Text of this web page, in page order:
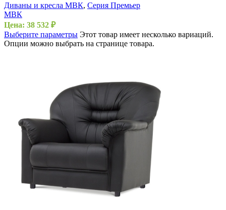
Диваны и кресла МВК, Серия Премьер
МВК
Цена: 38 532 ₽
Выберите параметры Этот товар имеет несколько вариаций.
Опции можно выбрать на странице товара.